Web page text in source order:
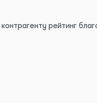
рейтинг